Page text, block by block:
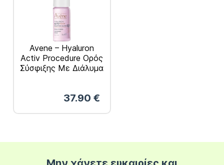
Avene – Hyaluron
Activ Procedure Ορός
Σύσφιξης Με Διάλυμα
37.90 €